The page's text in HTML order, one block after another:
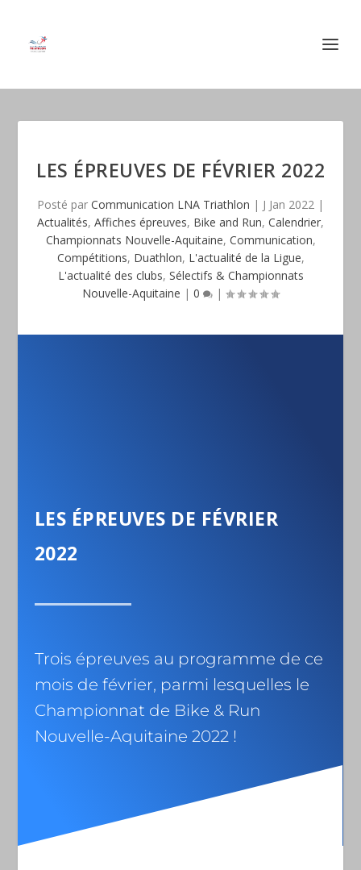
LES ÉPREUVES DE FÉVRIER 2022
Posté par Communication LNA Triathlon | J Jan 2022 |
Actualités, Affiches épreuves, Bike and Run, Calendrier,
Championnats Nouvelle-Aquitaine, Communication,
Compétitions, Duathlon, L'actualité de la Ligue,
L'actualité des clubs, Sélectifs & Championnats
Nouvelle-Aquitaine | 0 |
LES ÉPREUVES DE FÉVRIER
2022
Trois épreuves au programme de ce
mois de février, parmi lesquelles le
Championnat de Bike & Run
Nouvelle-Aquitaine 2022 !